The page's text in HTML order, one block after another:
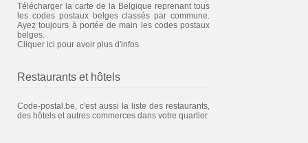
Télécharger la carte de la Belgique reprenant tous
les codes postaux belges classés par commune.
Ayez toujours à portée de main les codes postaux
belges.
Cliquer ici pour avoir plus d'infos.
Restaurants et hôtels
Code-postal.be, c'est aussi la liste des restaurants,
des hôtels et autres commerces dans votre quartier.